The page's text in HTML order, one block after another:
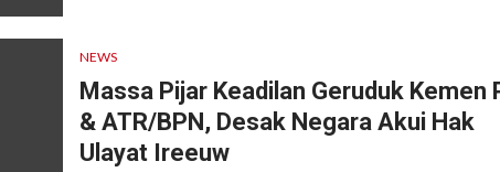
NEWS
Massa Pijar Keadilan Geruduk Kemen
& ATR/BPN, Desak Negara Akui Hak
Ulayat Ireeuw